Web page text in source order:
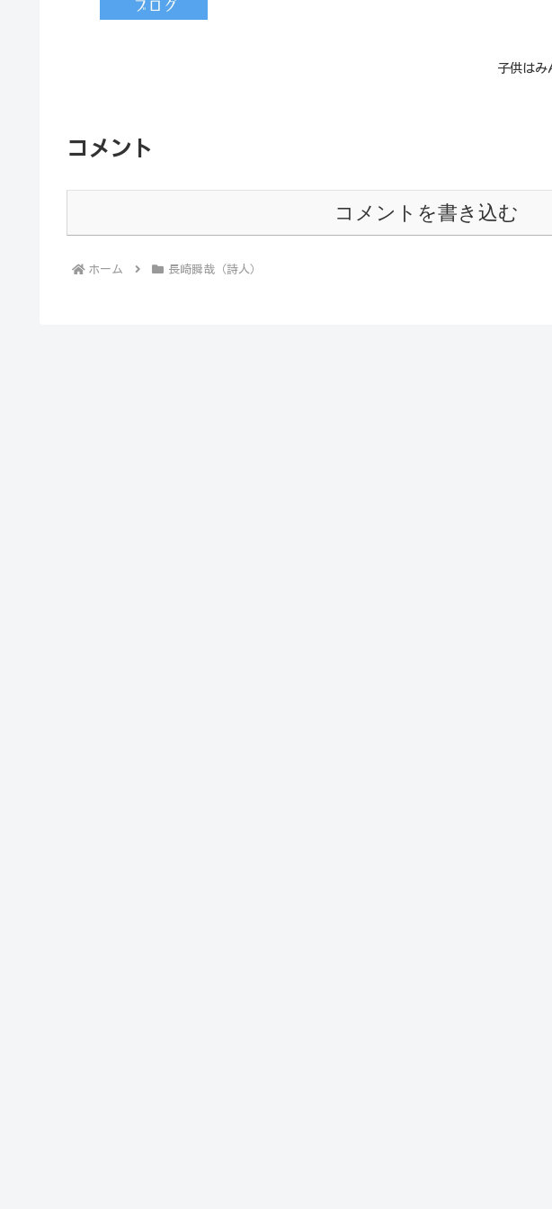
子供はみ
コメント
コメントを書き込む
ホーム 長崎瞬哉（詩人）